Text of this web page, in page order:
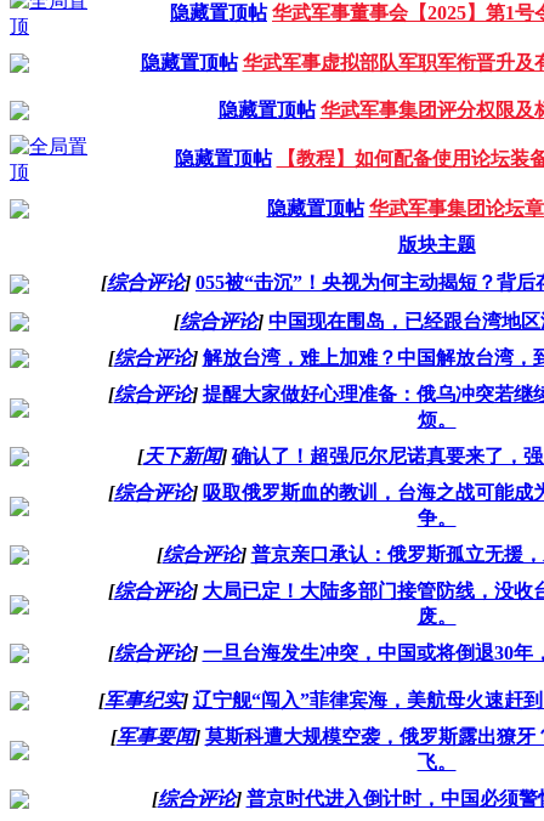
隐藏置顶帖 华武军事董事会【2025】第1号
隐藏置顶帖 华武军事虚拟部队军职军衔晋升及
隐藏置顶帖 华武军事集团评分权限及
隐藏置顶帖 【教程】如何配备使用论坛装
隐藏置顶帖 华武军事集团论坛
版块主题
[综合评论] 055被“击沉”！央视为何主动揭短？背
[综合评论] 中国现在围岛，已经跟台湾地
[综合评论] 解放台湾，难上加难？中国解放台湾，
[综合评论] 提醒大家做好心理准备：俄乌冲突若继
烦。
[天下新闻] 确认了！超强厄尔尼诺真要来了，
[综合评论] 吸取俄罗斯血的教训，台海之战可能成
争。
[综合评论] 普京亲口承认：俄罗斯孤立无援
[综合评论] 大局已定！大陆多部门接管防线，没收
废。
[综合评论] 一旦台海发生冲突，中国或将倒退30年
[军事纪实] 辽宁舰“闯入”菲律宾海，美航母火速赶
[军事要闻] 莫斯科遭大规模空袭，俄罗斯露出獠牙
飞。
[综合评论] 普京时代进入倒计时，中国必须